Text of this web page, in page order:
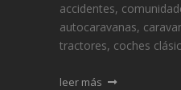
accidentes,
autocaravanas,
tractores, coches
leer más